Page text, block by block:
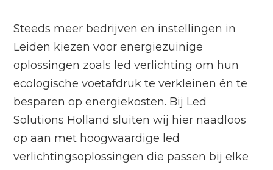
Steeds meer bedrijven en instellingen in
Leiden kiezen voor energiezuinige
oplossingen zoals led verlichting om hun
ecologische voetafdruk te verkleinen én te
besparen op energiekosten. Bij Led
Solutions Holland sluiten wij hier naadloos
op aan met hoogwaardige led
verlichtingsoplossingen die passen bij elke